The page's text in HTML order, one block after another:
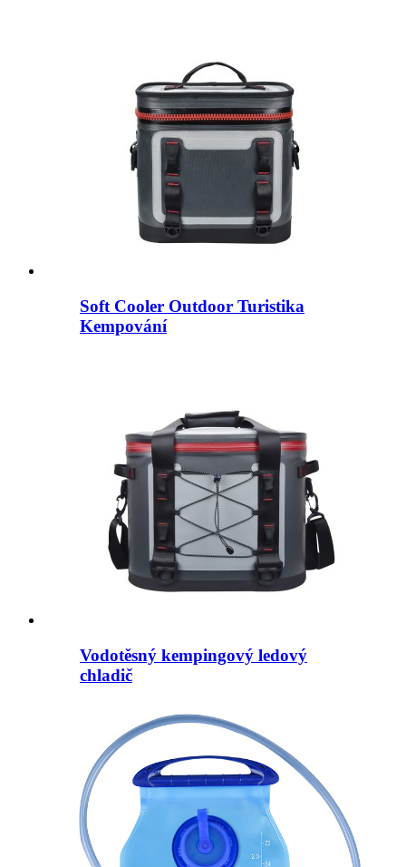
Soft Cooler Outdoor Turistika
Kempování
Vodotěsný kempingový ledový
chladič